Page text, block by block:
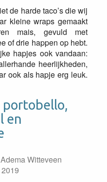
de harde taco’s die wij
kleine wraps gemaakt
mais, gevuld met
of drie happen op hebt.
hapjes ook vandaan:
heerlijkheden,
ook als hapje erg leuk.
en
Witteveen